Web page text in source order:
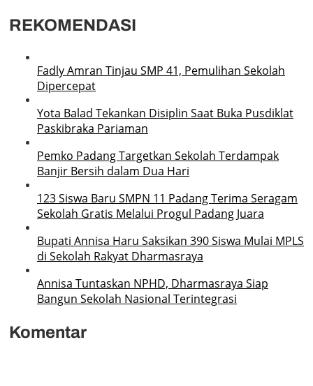
REKOMENDASI
Fadly Amran Tinjau SMP 41, Pemulihan Sekolah
Dipercepat
Yota Balad Tekankan Disiplin Saat Buka Pusdiklat
Paskibraka Pariaman
Pemko Padang Targetkan Sekolah Terdampak
Banjir Bersih dalam Dua Hari
123 Siswa Baru SMPN 11 Padang Terima Seragam
Sekolah Gratis Melalui Progul Padang Juara
Bupati Annisa Haru Saksikan 390 Siswa Mulai MPLS
di Sekolah Rakyat Dharmasraya
Annisa Tuntaskan NPHD, Dharmasraya Siap
Bangun Sekolah Nasional Terintegrasi
Komentar